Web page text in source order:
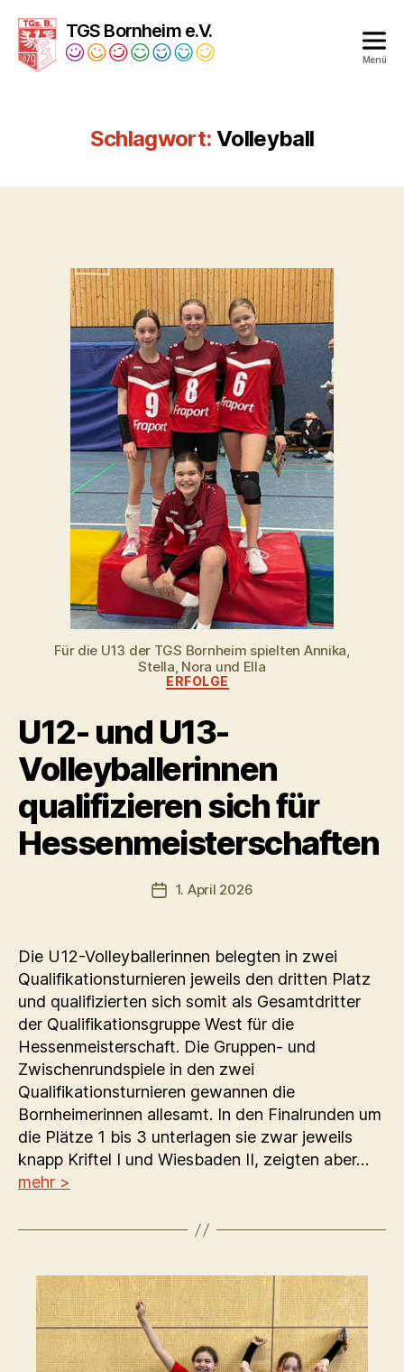
TGS Bornheim e.V.
Menü
Schlagwort: Volleyball
Für die U13 der TGS Bornheim spielten Annika,
Stella, Nora und Ella
ERFOLGE
U12- und U13-
Volleyballerinnen
qualifizieren sich für
Hessenmeisterschaften
Veröffentlichungsdatum
1. April 2026
Die U12-Volleyballerinnen belegten in zwei
Qualifikationsturnieren jeweils den dritten Platz
und qualifizierten sich somit als Gesamtdritter
der Qualifikationsgruppe West für die
Hessenmeisterschaft. Die Gruppen- und
Zwischenrundspiele in den zwei
Qualifikationsturnieren gewannen die
Bornheimerinnen allesamt. In den Finalrunden um
die Plätze 1 bis 3 unterlagen sie zwar jeweils
knapp Kriftel I und Wiesbaden II, zeigten aber…
mehr >